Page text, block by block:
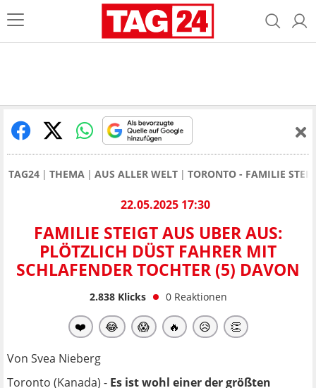
TAG24 THEMA AUS ALLER WELT TORONTO - FAMILIE
22.05.2025 17:30
FAMILIE STEIGT AUS UBER AUS:
PLÖTZLICH DÜST FAHRER MIT
SCHLAFENDER TOCHTER (5) DAVON
2.838Klicks 0 Reaktionen
❤️ 😂 😱 🔥 😥 👏
Von Svea Nieberg
Toronto (Kanada) - Es ist wohl einer der größten